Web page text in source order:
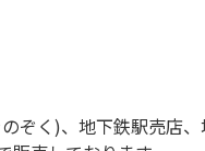
ぞく)、地下鉄駅売店